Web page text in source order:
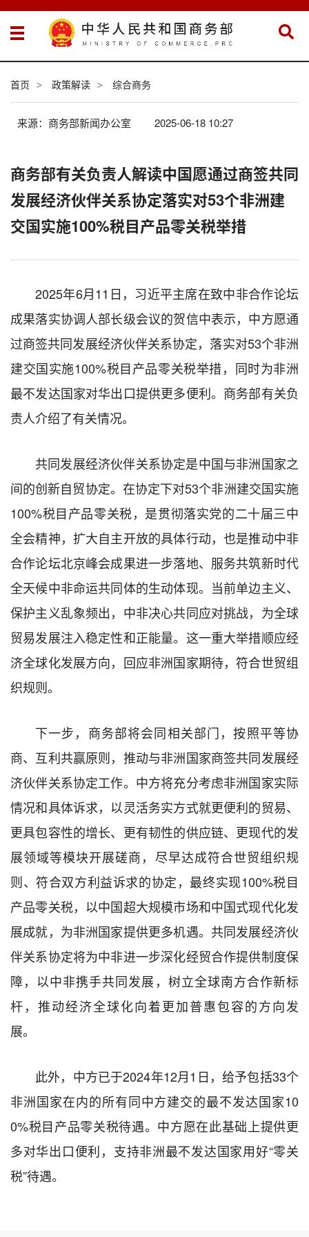
首页 > 政策解读 > 综合商务
来源：商务部新闻办公室 2025-06-18 10:27
商务部有关负责人解读中国愿通过商签共同
发展经济伙伴关系协定落实对53个非洲建
交国实施100%税目产品零关税举措
2025年6月11日，习近平主席在致中非合作论坛
成果落实协调人部长级会议的贺信中表示，中方愿通
过商签共同发展经济伙伴关系协定，落实对53个非洲
建交国实施100%税目产品零关税举措，同时为非洲
最不发达国家对华出口提供更多便利。商务部有关负
责人介绍了有关情况。
共同发展经济伙伴关系协定是中国与非洲国家之
间的创新自贸协定。在协定下对53个非洲建交国实施
100%税目产品零关税，是贯彻落实党的二十届三中
全会精神，扩大自主开放的具体行动，也是推动中非
合作论坛北京峰会成果进一步落地、服务共筑新时代
全天候中非命运共同体的生动体现。当前单边主义、
保护主义乱象频出，中非决心共同应对挑战，为全球
贸易发展注入稳定性和正能量。这一重大举措顺应经
济全球化发展方向，回应非洲国家期待，符合世贸组
织规则。
下一步，商务部将会同相关部门，按照平等协
商、互利共赢原则，推动与非洲国家商签共同发展经
济伙伴关系协定工作。中方将充分考虑非洲国家实际
情况和具体诉求，以灵活务实方式就更便利的贸易、
更具包容性的增长、更有韧性的供应链、更现代的发
展领域等模块开展磋商，尽早达成符合世贸组织规
则、符合双方利益诉求的协定，最终实现100%税目
产品零关税，以中国超大规模市场和中国式现代化发
展成就，为非洲国家提供更多机遇。共同发展经济伙
伴关系协定将为中非进一步深化经贸合作提供制度保
障，以中非携手共同发展，树立全球南方合作新标
杆，推动经济全球化向着更加普惠包容的方向发
展。
此外，中方已于2024年12月1日，给予包括33个
非洲国家在内的所有同中方建交的最不发达国家10
0%税目产品零关税待遇。中方愿在此基础上提供更
多对华出口便利，支持非洲最不发达国家用好“零关
税”待遇。